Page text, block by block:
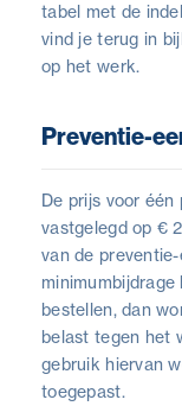
tabel met de
vind je terug in
op het werk.
Preventie-
De prijs voor
vastgelegd op €
van de
bestellen, dan
belast tegen het
gebruik hiervan
toegepast.